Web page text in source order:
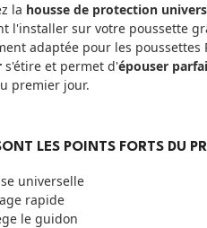
la housse de protection
l'installer sur votre poussette
adaptée pour les poussettes
s'étire et permet d'épouser
premier jour.
LES POINTS FORTS DU
universelle
rapide
le guidon